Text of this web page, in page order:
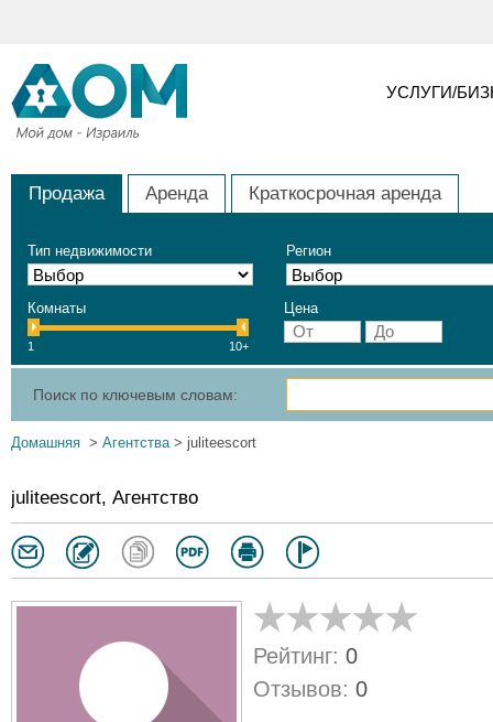
УСЛУГИ/
Продажа Аренда Краткосрочная аренда
Тип недвижимости Регион
Комнаты
1 10+
Цена
Поиск по ключевым словам:
Домашняя > Агентства> juliteescort
juliteescort, Агентство
Рейтинг: 0
Отзывов: 0